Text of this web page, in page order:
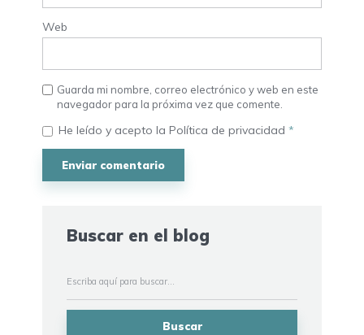
Web
Guarda mi nombre, correo electrónico y web en este
navegador para la próxima vez que comente.
He leído y acepto la Política de privacidad *
Buscar en el blog
Buscar